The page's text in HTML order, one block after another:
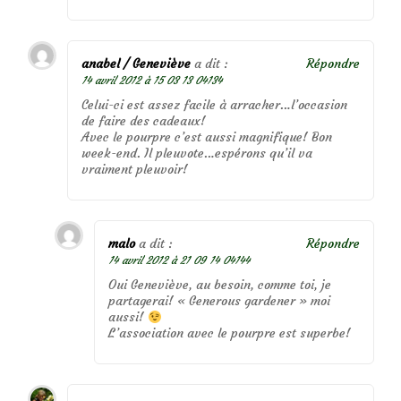
anabel / Geneviève a dit :
14 avril 2012 à 15 03 13 04134
Celui-ci est assez facile à arracher…l’occasion
de faire des cadeaux!
Avec le pourpre c’est aussi magnifique! Bon
week-end. Il pleuvote…espérons qu’il va
vraiment pleuvoir!
Répondre
malo a dit :
14 avril 2012 à 21 09 14 04144
Oui Geneviève, au besoin, comme toi, je
partagerai! « Generous gardener » moi
aussi!
L’association avec le pourpre est superbe!
Répondre